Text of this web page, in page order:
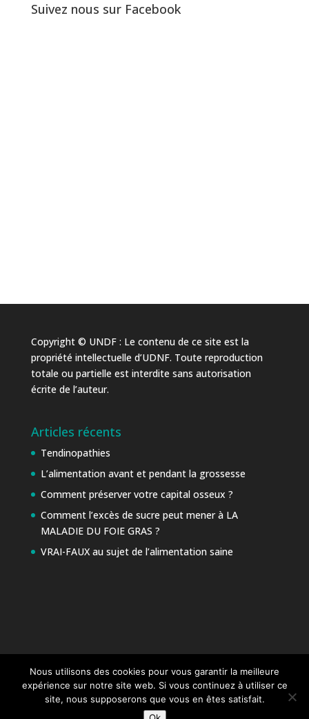
Suivez nous sur Facebook
Copyright © UNDF : Le contenu de ce site est la
propriété intellectuelle d’UDNF. Toute reproduction
totale ou partielle est interdite sans autorisation
écrite de l’auteur.
Articles récents
Tendinopathies
L’alimentation avant et pendant la grossesse
Comment préserver votre capital osseux ?
Comment l’excès de sucre peut mener à LA
MALADIE DU FOIE GRAS ?
VRAI-FAUX au sujet de l’alimentation saine
Nous utilisons des cookies pour vous garantir la meilleure
expérience sur notre site web. Si vous continuez à utiliser ce
site, nous supposerons que vous en êtes satisfait.